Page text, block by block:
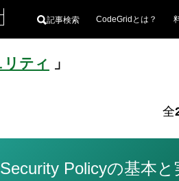
記事検索 CodeGridとは？
ティ 」
全
Policyの基本と